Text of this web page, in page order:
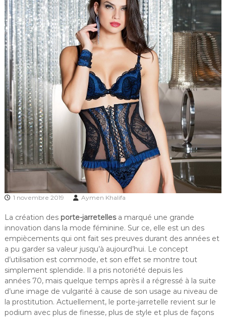
1 novembre 2019 Aymen Khalifa
La création des porte-jarretellesa marqué une grande
innovation dans la mode féminine. Sur ce, elle est un des
empiècements qui ont fait ses preuves durant des années et
a pu garder sa valeur jusqu’à aujourd’hui. Le concept
d’utilisation est commode, et son effet se montre tout
simplement splendide. Il a pris notoriété depuis les
années 70, mais quelque temps après il a régressé à la suite
d’une image de vulgarité à cause de son usage au niveau de
la prostitution. Actuellement, le porte-jarretelle revient sur le
podium avec plus de finesse, plus de style et plus de façons